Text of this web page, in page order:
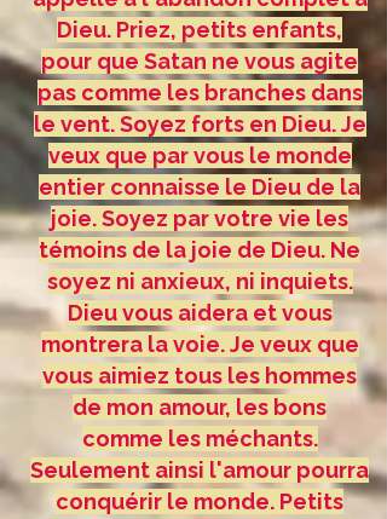
Dieu. Priez, petits enfants,
pour que Satan ne vous agite
pas comme les branches dans
le vent. Soyez forts en Dieu. Je
veux que par vous le monde
entier connaisse le Dieu de la
joie. Soyez par votre vie les
témoins de la joie de Dieu. Ne
soyez ni anxieux, ni inquiets.
Dieu vous aidera et vous
montrera la voie. Je veux que
vous aimiez tous les hommes
de mon amour, les bons
comme les méchants.
Seulement ainsi l'amour pourra
conquérir le monde. Petits